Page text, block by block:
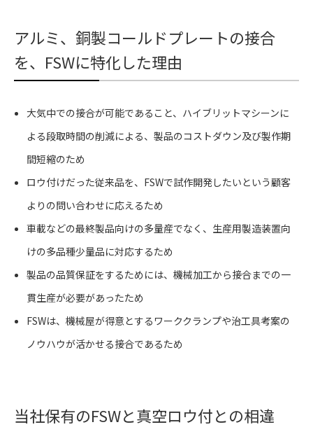
アルミ、銅製コールドプレートの接合
を、FSWに特化した理由
大気中での接合が可能であること、ハイブリットマシーンに
よる段取時間の削減による、製品のコストダウン及び製作期
間短縮のため
ロウ付けだった従来品を、FSWで試作開発したいという顧客
よりの問い合わせに応えるため
車載などの最終製品向けの多量産でなく、生産用製造装置向
けの多品種少量品に対応するため
製品の品質保証をするためには、機械加工から接合までの一
貫生産が必要があったため
FSWは、機械屋が得意とするワーククランプや治工具考案の
ノウハウが活かせる接合であるため
当社保有のFSWと真空ロウ付との相違